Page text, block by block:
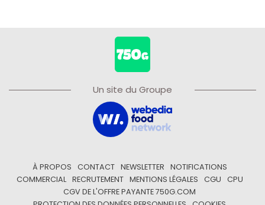
Un site du Groupe
À PROPOS CONTACT NEWSLETTER
NOTIFICATIONS
COMMERCIAL
RECRUTEMENT MENTIONS LÉGALES CGU
CPU
CGV DE L'OFFRE PAYANTE 750G.COM